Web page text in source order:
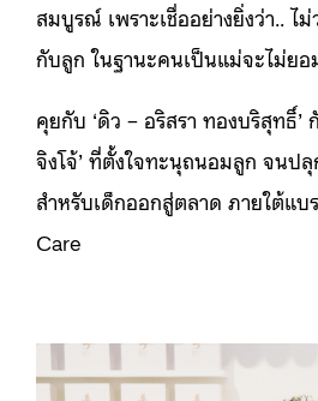
สมบูรณ์ เพราะเชื่ออย่างยิ่งว่า.. ไ
กับลูก ในฐานะคนเป็นแม่จะไม่ยอ
คุยกับ ‘ดิว – อริสรา ทองบริสุทธิ์
จิงโจ้’ ที่ตั้งใจทะนุถนอมลูก จน
สำหรับเด็กออกสู่ตลาด ภายใต้แ
Care